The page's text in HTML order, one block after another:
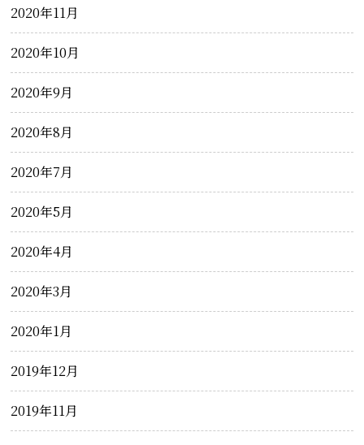
2020年11月
2020年10月
2020年9月
2020年8月
2020年7月
2020年5月
2020年4月
2020年3月
2020年1月
2019年12月
2019年11月